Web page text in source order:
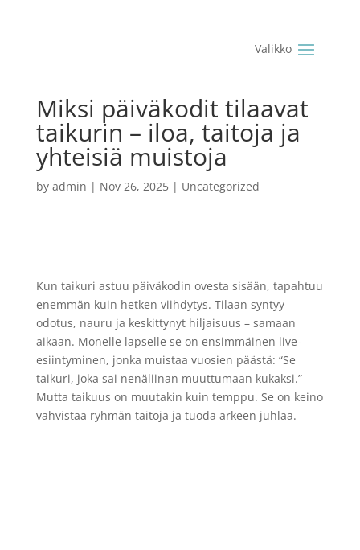
Miksi päiväkodit tilaavat
taikurin – iloa, taitoja ja
yhteisiä muistoja
by admin | Nov 26, 2025| Uncategorized
Kun taikuri astuu päiväkodin ovesta sisään, tapahtuu
enemmän kuin hetken viihdytys. Tilaan syntyy
odotus, nauru ja keskittynyt hiljaisuus – samaan
aikaan. Monelle lapselle se on ensimmäinen live-
esiintyminen, jonka muistaa vuosien päästä: “Se
taikuri, joka sai nenäliinan muuttumaan kukaksi.”
Mutta taikuus on muutakin kuin temppu. Se on keino
vahvistaa ryhmän taitoja ja tuoda arkeen juhlaa.